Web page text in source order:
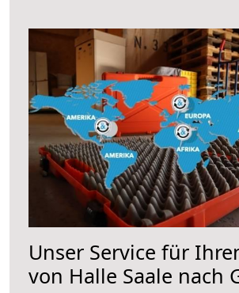
Unser Service für
von Halle Saale nach